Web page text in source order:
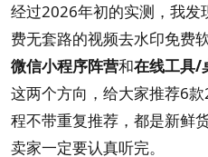
经过2026年初的实测，我发
费无套路的视频去水印免费
微信小程序阵营和在线工具/
这两个方向，给大家推荐6
程不带重复推荐，都是新鲜
卖家一定要认真听完。